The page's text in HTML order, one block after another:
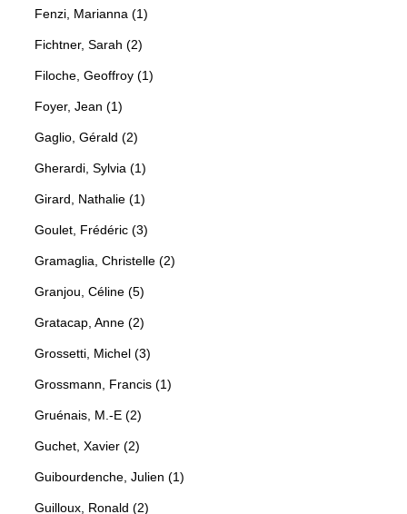
Fenzi, Marianna (1)
Fichtner, Sarah (2)
Filoche, Geoffroy (1)
Foyer, Jean (1)
Gaglio, Gérald (2)
Gherardi, Sylvia (1)
Girard, Nathalie (1)
Goulet, Frédéric (3)
Gramaglia, Christelle (2)
Granjou, Céline (5)
Gratacap, Anne (2)
Grossetti, Michel (3)
Grossmann, Francis (1)
Gruénais, M.-E (2)
Guchet, Xavier (2)
Guibourdenche, Julien (1)
Guilloux, Ronald (2)